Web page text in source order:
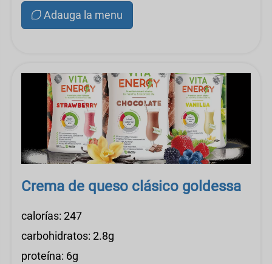
Adauga la menu
Crema de queso clásico goldessa
calorías: 247
carbohidratos: 2.8g
proteína: 6g